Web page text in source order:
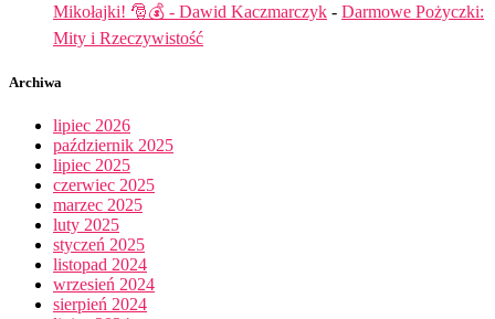
Mikołajki! 🎅💰 - Dawid Kaczmarczyk - Darmowe Pożyczki:
Mity i Rzeczywistość
Archiwa
lipiec 2026
październik 2025
lipiec 2025
czerwiec 2025
marzec 2025
luty 2025
styczeń 2025
listopad 2024
wrzesień 2024
sierpień 2024